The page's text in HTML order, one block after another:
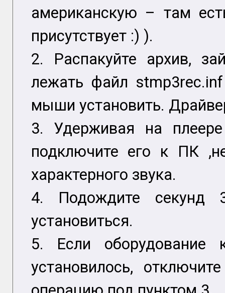
американскую – там
присутствует :) ).
2. Распакуйте архив,
лежать файл
мыши установить.
3. Удерживая на
подключите его к ПК
характерного звука.
4. Подождите секунд
установиться.
5. Если оборудование
установилось,